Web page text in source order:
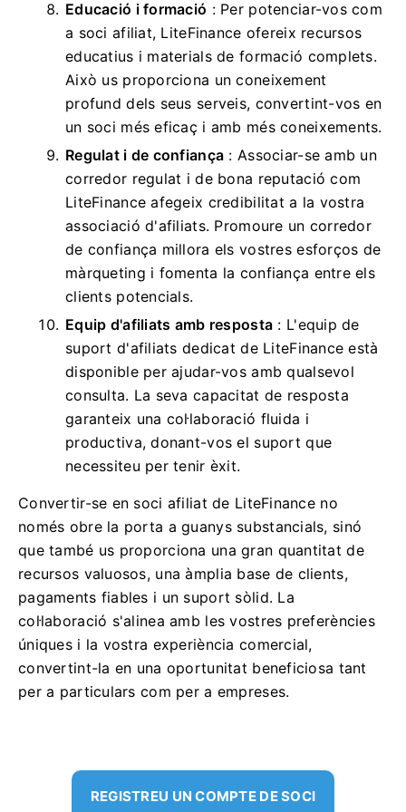
Educació i formació : Per potenciar-vos com
a soci afiliat, LiteFinance ofereix recursos
educatius i materials de formació complets.
Això us proporciona un coneixement
profund dels seus serveis, convertint-vos en
un soci més eficaç i amb més coneixements.
Regulat i de confiança : Associar-se amb un
corredor regulat i de bona reputació com
LiteFinance afegeix credibilitat a la vostra
associació d'afiliats. Promoure un corredor
de confiança millora els vostres esforços de
màrqueting i fomenta la confiança entre els
clients potencials.
Equip d'afiliats amb resposta : L'equip de
suport d'afiliats dedicat de LiteFinance està
disponible per ajudar-vos amb qualsevol
consulta. La seva capacitat de resposta
garanteix una col·laboració fluida i
productiva, donant-vos el suport que
necessiteu per tenir èxit.
Convertir-se en soci afiliat de LiteFinance no
només obre la porta a guanys substancials, sinó
que també us proporciona una gran quantitat de
recursos valuosos, una àmplia base de clients,
pagaments fiables i un suport sòlid. La
col·laboració s'alinea amb les vostres preferències
úniques i la vostra experiència comercial,
convertint-la en una oportunitat beneficiosa tant
per a particulars com per a empreses.
REGISTREU UN COMPTE DE SOCI